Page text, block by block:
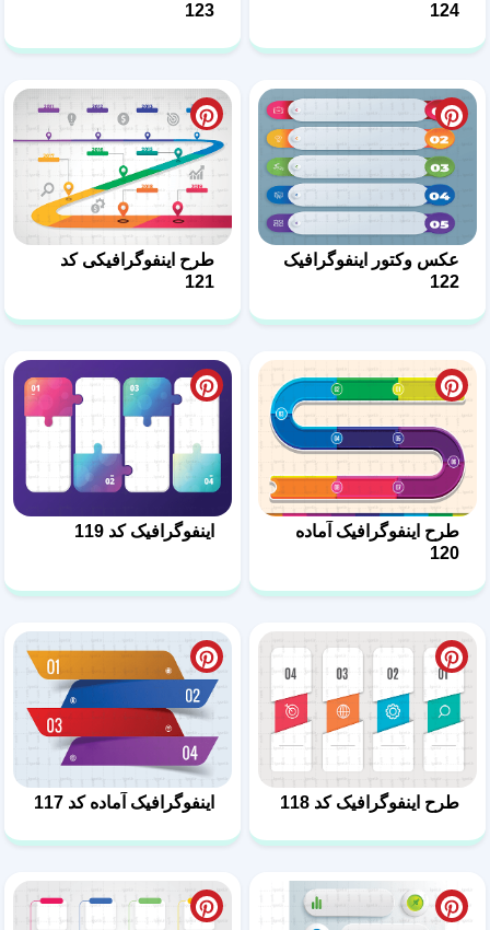
124
123
عکس وکتور اینفوگرافیک
122
طرح اینفوگرافیکی کد
121
طرح اینفوگرافیک آماده
120
اینفوگرافیک کد 119
طرح اینفوگرافیک کد 118 اینفوگرافیک آماده کد 117